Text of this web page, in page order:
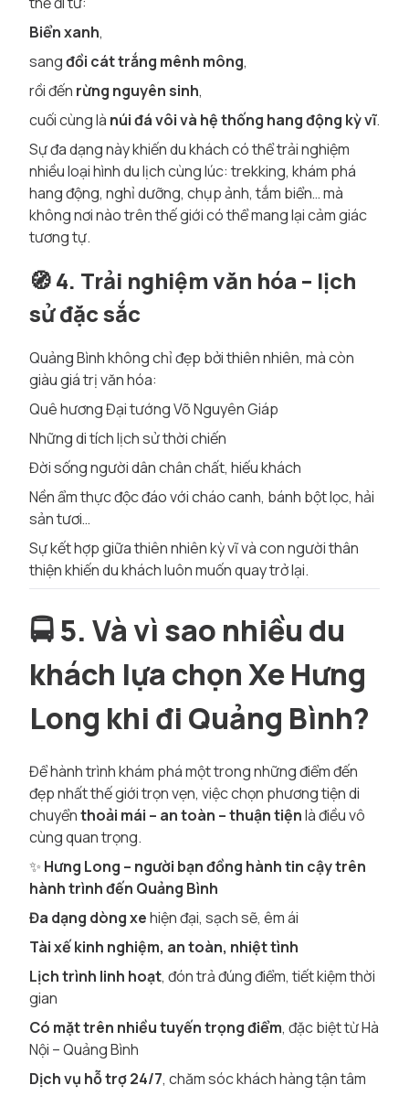
Biển xanh,
sangđồi cát trắng mênh mông,
rồi đến rừng nguyên sinh,
cuối cùng là núi đá vôi và hệ thống hang động kỳ vĩ.
Sự đa dạng này khiến du khách có thể trải nghiệm
nhiều loại hình du lịch cùng lúc: trekking, khám phá
hang động, nghỉ dưỡng, chụp ảnh, tắm biển… mà
không nơi nào trên thế giới có thể mang lại cảm giác
tương tự.
🧭4. Trải nghiệm văn hóa – lịch
sử đặc sắc
Quảng Bình không chỉ đẹp bởi thiên nhiên, mà còn
giàu giá trị văn hóa:
Quê hương Đại tướng Võ Nguyên Giáp
Những di tích lịch sử thời chiến
Đời sống người dân chân chất, hiếu khách
Nền ẩm thực độc đáo với cháo canh, bánh bột lọc, hải
sản tươi…
Sự kết hợp giữa thiên nhiên kỳ vĩ và con người thân
thiện khiến du khách luôn muốn quay trở lại.
🚍5. Và vì sao nhiều du
khách lựa chọn Xe Hưng
Long khi đi Quảng Bình?
Để hành trình khám phá một trong những điểm đến
đẹp nhất thế giới trọn vẹn, việc chọn phương tiện di
chuyểnthoải mái – an toàn – thuận tiệnlà điều vô
cùng quan trọng.
✨ Hưng Long – người bạn đồng hành tin cậy trên
hành trình đến Quảng Bình
Đa dạng dòng xehiện đại, sạch sẽ, êm ái
Tài xế kinh nghiệm, an toàn, nhiệt tình
Lịch trình linh hoạt, đón trả đúng điểm, tiết kiệm thời
gian
Có mặt trên nhiều tuyến trọng điểm, đặc biệt từ Hà
Nội – Quảng Bình
Dịch vụ hỗ trợ 24/7, chăm sóc khách hàng tận tâm